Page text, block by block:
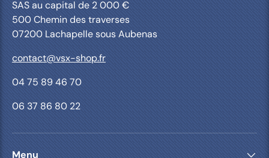
SAS au capital de 2 000 €
500 Chemin des traverses
07200 Lachapelle sous Aubenas
contact@vsx-shop.fr
04 75 89 46 70
06 37 86 80 22
Menu